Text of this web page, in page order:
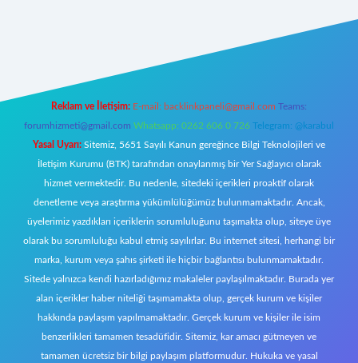
Reklam ve İletişim: E-mail: backlinkpaneli@gmail.com Teams:
forumhizmeti@gmail.com Whatsapp: 0262 606 0 726 Telegram: @karabul
Yasal Uyarı: Sitemiz, 5651 Sayılı Kanun gereğince Bilgi Teknolojileri ve
İletişim Kurumu (BTK) tarafından onaylanmış bir Yer Sağlayıcı olarak
hizmet vermektedir. Bu nedenle, sitedeki içerikleri proaktif olarak
denetleme veya araştırma yükümlülüğümüz bulunmamaktadır. Ancak,
üyelerimiz yazdıkları içeriklerin sorumluluğunu taşımakta olup, siteye üye
olarak bu sorumluluğu kabul etmiş sayılırlar. Bu internet sitesi, herhangi bir
marka, kurum veya şahıs şirketi ile hiçbir bağlantısı bulunmamaktadır.
Sitede yalnızca kendi hazırladığımız makaleler paylaşılmaktadır. Burada yer
alan içerikler haber niteliği taşımamakta olup, gerçek kurum ve kişiler
hakkında paylaşım yapılmamaktadır. Gerçek kurum ve kişiler ile isim
benzerlikleri tamamen tesadüfidir. Sitemiz, kar amacı gütmeyen ve
tamamen ücretsiz bir bilgi paylaşım platformudur. Hukuka ve yasal